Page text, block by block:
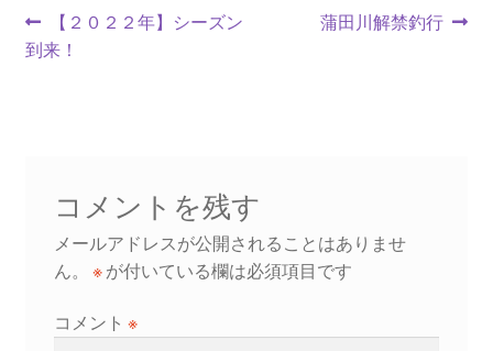
投
稿
ゲ
ー
シ
ョ
前
の
【２０２２年】シーズン
到来！
次
蒲田川解禁釣行
コメントを残す
メールアドレスが公開されることはありませ
ん。
※が付いている欄は必須項目です
コメント ※